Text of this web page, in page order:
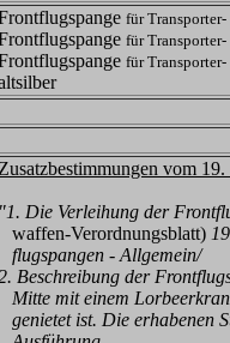
für
für
für
Zusatzbestimmungen vom
"1. Die Verleihung der
waffen-Verordnungsblatt)
flugspangen - Allgemein/
Beschreibung der
Mitte mit einem
genietet ist. Die erhabenen